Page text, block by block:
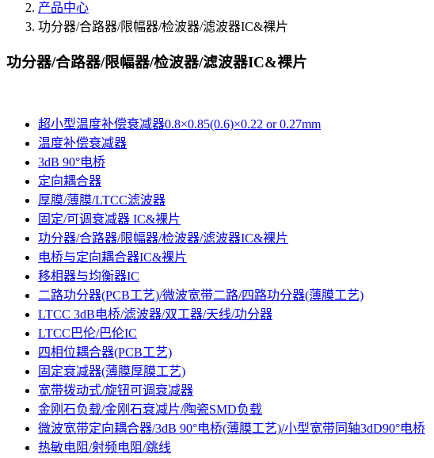
产品中心
功分器/合路器/限幅器/检波器/滤波器IC&裸片
功分器/合路器/限幅器/检波器/滤波器IC&裸片
超小型温度补偿衰减器0.8×0.85(0.6)×0.22 or 0.27mm
温度补偿衰减器
3dB 90°电桥
定向耦合器
厚膜/薄膜/LTCC滤波器
固定/可调衰减器 IC&裸片
功分器/合路器/限幅器/检波器/滤波器IC&裸片
电桥与定向耦合器IC&裸片
移相器与均衡器IC
二路功分器(PCB工艺)/微波宽带二路/四路功分器(薄膜工艺)
LTCC 3dB电桥/滤波器/双工器/天线/功分器
LTCC巴伦/巴伦IC
四相位耦合器(PCB工艺)
固定衰减器(薄膜厚膜工艺)
宽带拨动式/旋钮可调衰减器
金刚石负载/金刚石衰减片/陶瓷SMD负载
微波宽带定向耦合器/3dB 90°电桥(薄膜工艺)/小型宽带同轴3dD90°电桥
热敏电阻/射频电阻/跳线